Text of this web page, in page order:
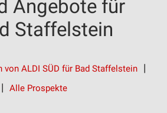
Angebote für
Staffelstein
von ALDI SÜD für Bad Staffelstein
Alle Prospekte